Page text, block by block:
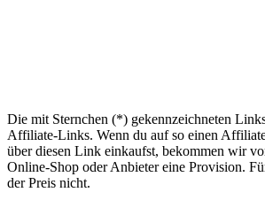
Die mit Sternchen (*) gekennzeichneten
Affiliate-Links. Wenn du auf so einen
über diesen Link einkaufst, bekommen wir
Online-Shop oder Anbieter eine Provision.
der Preis nicht.